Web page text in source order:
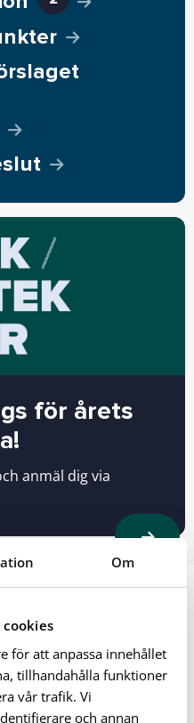
Om
för att anpassa innehållet
tillhandahålla funktioner
vår trafik. Vi
och annan
för årets
anmäl dig via